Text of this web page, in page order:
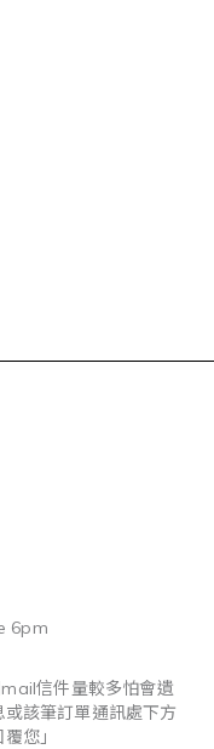
6pm
mail信件量較多怕會遺
該筆訂單通訊處下方
您」